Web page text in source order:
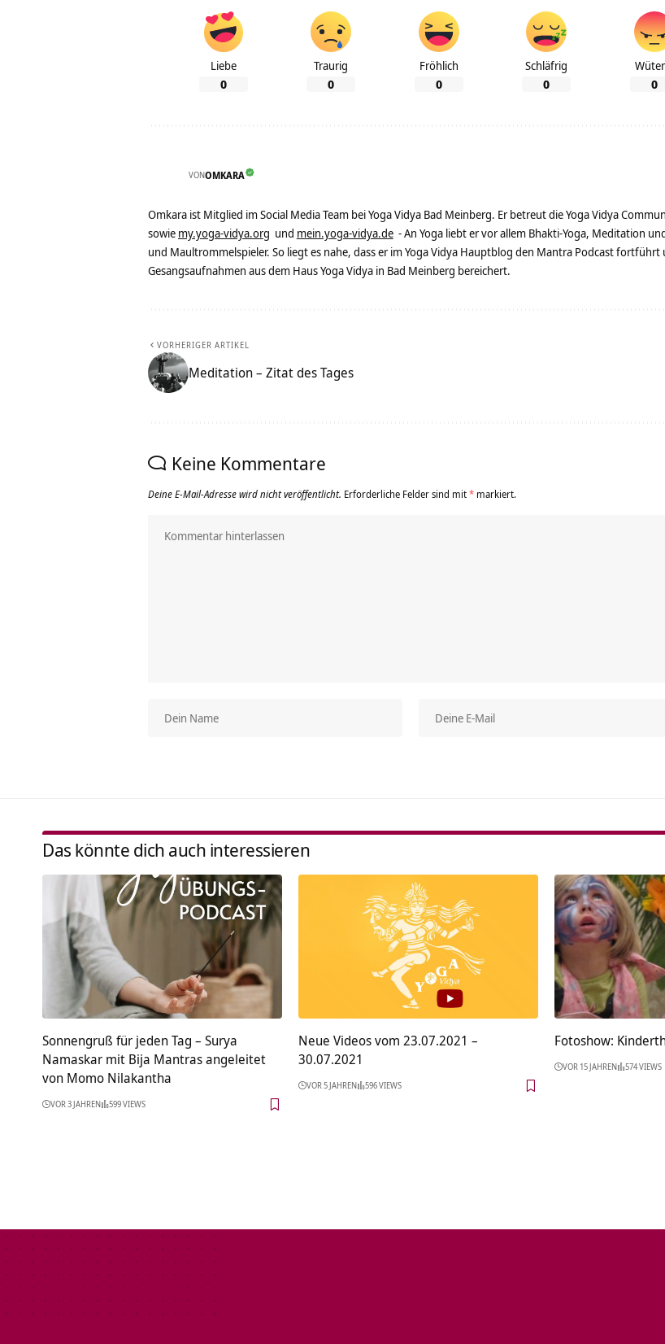
Liebe
0
Traurig
0
Fröhlich
0
Schläfrig
0 0
VONOMKARA
Omkara ist Mitglied im Social Media Team bei Yoga Vidya Bad Meinberg. Er betreut die Yoga Vidya
sowie my.yoga-vidya.org und mein.yoga-vidya.de - An Yoga liebt er vor allem Bhakti-Yoga, Meditation
und Maultrommelspieler. So liegt es nahe, dass er im Yoga Vidya Hauptblog den Mantra Podcast
Gesangsaufnahmen aus dem Haus Yoga Vidya in Bad Meinberg bereichert.
VORHERIGER ARTIKEL
Meditation – Zitat des Tages
Keine Kommentare
Deine E-Mail-Adresse wird nicht veröffentlicht. Erforderliche Felder sind mit* markiert.
Das könnte dich auch interessieren
Sonnengruß für jeden Tag – Surya
Namaskar mit Bija Mantras angeleitet
von Momo Nilakantha
VOR 3 JAHREN 599 VIEWS
Neue Videos vom 23.07.2021 –
30.07.2021
VOR 5 JAHREN 596 VIEWS
Fotoshow:
VOR 15 JAHREN 574 VIEWS